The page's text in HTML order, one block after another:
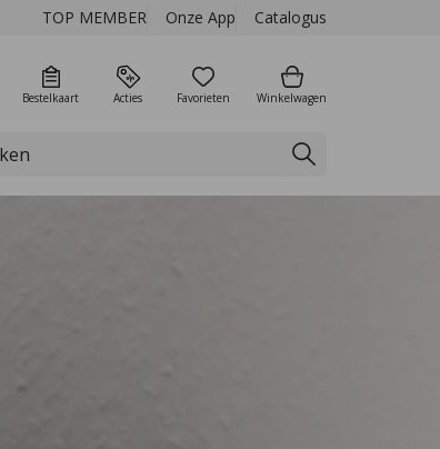
TOP MEMBER Onze App Catalogus
Bestelkaart Acties Favorieten Winkelwagen